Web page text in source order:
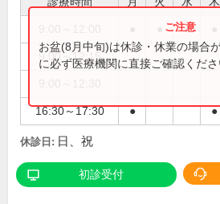
●
9:00～12:15
16:30～17:30 ● ●
お盆(8月中旬)は休診・休業の場合
に必ず医療機関に直接ご確認くださ
休診日: 日、祝
初診受付